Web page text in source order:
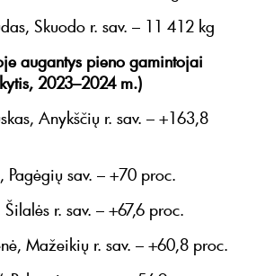
Skuodo r. sav. – 11 412 kg
augantys pieno gamintojai
2023–2024 m.)
Anykščių r. sav. – +163,8
Pagėgių sav. – +70 proc.
r. sav. – +67,6 proc.
Mažeikių r. sav. – +60,8 proc.